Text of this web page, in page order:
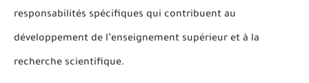
responsabilités spécifiques qui contribuent au
développement de l’enseignement supérieur et à la
recherche scientifique.